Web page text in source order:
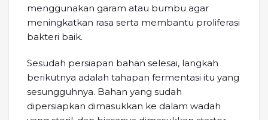
menggunakan garam atau bumbu agar
meningkatkan rasa serta membantu proliferasi
bakteri baik.
Sesudah persiapan bahan selesai, langkah
berikutnya adalah tahapan fermentasi itu yang
sesungguhnya. Bahan yang sudah
dipersiapkan dimasukkan ke dalam wadah